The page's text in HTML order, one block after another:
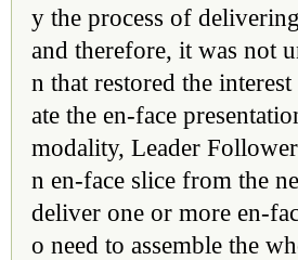
y the process of
and therefore, it was not
n that restored the
ate the en-face
modality, Leader
n en-face slice from the
deliver one or more en-
o need to assemble the